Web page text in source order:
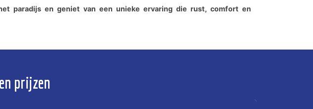
paradijs en geniet van een unieke ervaring die rust, comfort en
prijzen